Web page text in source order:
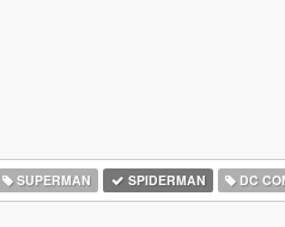
SUPERMAN SPIDERMAN DC